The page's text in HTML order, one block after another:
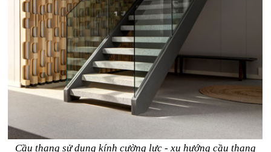
Cầu thang sử dụng kính cường lực - xu hướng cầu thang